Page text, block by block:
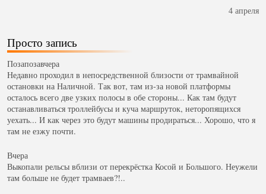
4 апреля
Просто запись
Позапозавчера
Недавно проходил в непосредственной близости от трамвайной
остановки на Наличной. Так вот, там из-за новой платформы
осталось всего две узких полосы в обе стороны... Как там будут
останавливаться троллейбусы и куча маршруток, неторопящихся
уехать... И как через это будут машины продираться... Хорошо, что я
там не езжу почти.
Вчера
Выкопали рельсы вблизи от перекрёстка Косой и Большого. Неужели
там больше не будет трамваев?!..